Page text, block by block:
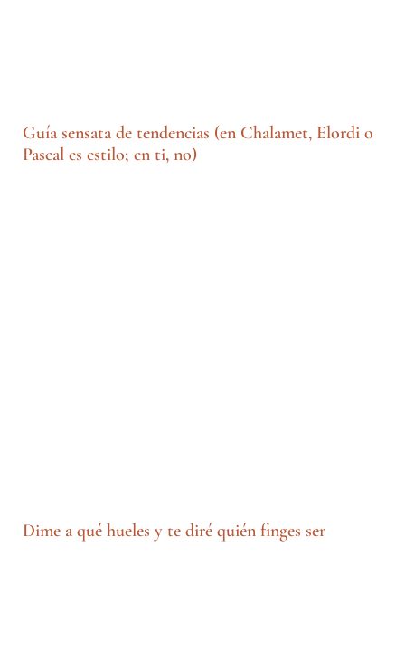
Guía sensata de tendencias (en Chalamet, Elordi o
Pascal es estilo; en ti, no)
Dime a qué hueles y te diré quién finges ser